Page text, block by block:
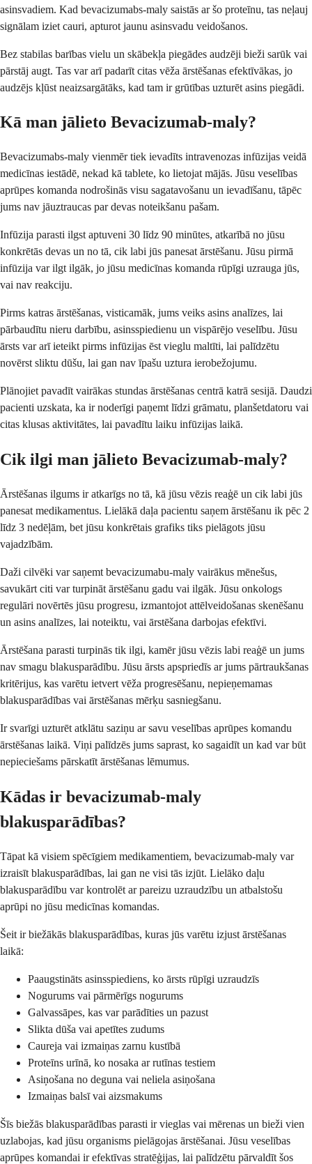
asinsvadiem. Kad bevacizumabs-maly saistās ar šo proteīnu, tas neļauj
signālam iziet cauri, apturot jaunu asinsvadu veidošanos.
Bez stabilas barības vielu un skābekļa piegādes audzēji bieži sarūk vai
pārstāj augt. Tas var arī padarīt citas vēža ārstēšanas efektīvākas, jo
audzējs kļūst neaizsargātāks, kad tam ir grūtības uzturēt asins piegādi.
Kā man jālieto Bevacizumab-maly?
Bevacizumabs-maly vienmēr tiek ievadīts intravenozas infūzijas veidā
medicīnas iestādē, nekad kā tablete, ko lietojat mājās. Jūsu veselības
aprūpes komanda nodrošinās visu sagatavošanu un ievadīšanu, tāpēc
jums nav jāuztraucas par devas noteikšanu pašam.
Infūzija parasti ilgst aptuveni 30 līdz 90 minūtes, atkarībā no jūsu
konkrētās devas un no tā, cik labi jūs panesat ārstēšanu. Jūsu pirmā
infūzija var ilgt ilgāk, jo jūsu medicīnas komanda rūpīgi uzrauga jūs,
vai nav reakciju.
Pirms katras ārstēšanas, visticamāk, jums veiks asins analīzes, lai
pārbaudītu nieru darbību, asinsspiedienu un vispārējo veselību. Jūsu
ārsts var arī ieteikt pirms infūzijas ēst vieglu maltīti, lai palīdzētu
novērst sliktu dūšu, lai gan nav īpašu uztura ierobežojumu.
Plānojiet pavadīt vairākas stundas ārstēšanas centrā katrā sesijā. Daudzi
pacienti uzskata, ka ir noderīgi paņemt līdzi grāmatu, planšetdatoru vai
citas klusas aktivitātes, lai pavadītu laiku infūzijas laikā.
Cik ilgi man jālieto Bevacizumab-maly?
Ārstēšanas ilgums ir atkarīgs no tā, kā jūsu vēzis reaģē un cik labi jūs
panesat medikamentus. Lielākā daļa pacientu saņem ārstēšanu ik pēc 2
līdz 3 nedēļām, bet jūsu konkrētais grafiks tiks pielāgots jūsu
vajadzībām.
Daži cilvēki var saņemt bevacizumabu-maly vairākus mēnešus,
savukārt citi var turpināt ārstēšanu gadu vai ilgāk. Jūsu onkologs
regulāri novērtēs jūsu progresu, izmantojot attēlveidošanas skenēšanu
un asins analīzes, lai noteiktu, vai ārstēšana darbojas efektīvi.
Ārstēšana parasti turpinās tik ilgi, kamēr jūsu vēzis labi reaģē un jums
nav smagu blakusparādību. Jūsu ārsts apspriedīs ar jums pārtraukšanas
kritērijus, kas varētu ietvert vēža progresēšanu, nepieņemamas
blakusparādības vai ārstēšanas mērķu sasniegšanu.
Ir svarīgi uzturēt atklātu saziņu ar savu veselības aprūpes komandu
ārstēšanas laikā. Viņi palīdzēs jums saprast, ko sagaidīt un kad var būt
nepieciešams pārskatīt ārstēšanas lēmumus.
Kādas ir bevacizumab-maly
blakusparādības?
Tāpat kā visiem spēcīgiem medikamentiem, bevacizumab-maly var
izraisīt blakusparādības, lai gan ne visi tās izjūt. Lielāko daļu
blakusparādību var kontrolēt ar pareizu uzraudzību un atbalstošu
aprūpi no jūsu medicīnas komandas.
Šeit ir biežākās blakusparādības, kuras jūs varētu izjust ārstēšanas
laikā:
Paaugstināts asinsspiediens, ko ārsts rūpīgi uzraudzīs
Nogurums vai pārmērīgs nogurums
Galvassāpes, kas var parādīties un pazust
Slikta dūša vai apetītes zudums
Caureja vai izmaiņas zarnu kustībā
Proteīns urīnā, ko nosaka ar rutīnas testiem
Asiņošana no deguna vai neliela asiņošana
Izmaiņas balsī vai aizsmakums
Šīs biežās blakusparādības parasti ir vieglas vai mērenas un bieži vien
uzlabojas, kad jūsu organisms pielāgojas ārstēšanai. Jūsu veselības
aprūpes komandai ir efektīvas stratēģijas, lai palīdzētu pārvaldīt šos